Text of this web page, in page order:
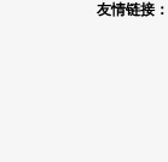
友情链接：